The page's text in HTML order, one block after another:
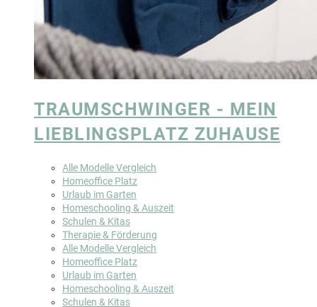
TRAUMSCHWINGER - MEIN
LIEBLINGSPLATZ ZUHAUSE
Alle Modelle Vergleich
Homeoffice Platz
Urlaub im Garten
Homeschooling & Auszeit
Schulen & Kitas
Therapie & Förderung
Alle Modelle Vergleich
Homeoffice Platz
Urlaub im Garten
Homeschooling & Auszeit
Schulen & Kitas